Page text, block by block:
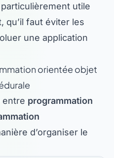
utile
qu’il faut éviter les
une application
orientée objet
entre programmation
d’organiser le